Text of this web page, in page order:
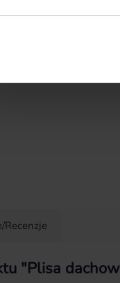
Recenzje
"Plisa